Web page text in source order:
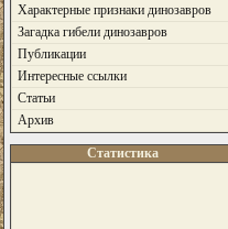
Характерные признаки динозавров
Загадка гибели динозавров
Публикации
Интересные ссылки
Статьи
Архив
Статистика